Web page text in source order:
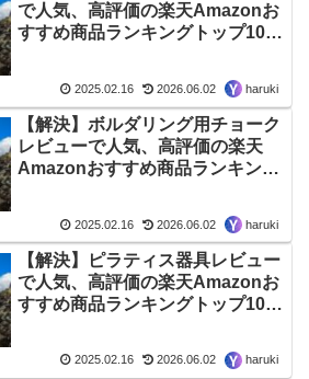
で人気、高評価の楽天Amazonお
すすめ商品ランキングトップ10 –
2025.02.16 2026.06.02 haruki
【解決】ボルダリング用チョーク
レビューで人気、高評価の楽天
Amazonおすすめ商品ランキング
2025.02.16 2026.06.02 haruki
【解決】ピラティス器具レビュー
で人気、高評価の楽天Amazonお
すすめ商品ランキングトップ10 –
2025.02.16 2026.06.02 haruki